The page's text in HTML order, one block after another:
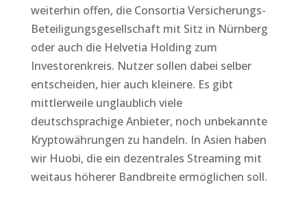
weiterhin offen, die Consortia Versicherungs-
Beteiligungsgesellschaft mit Sitz in Nürnberg
oder auch die Helvetia Holding zum
Investorenkreis. Nutzer sollen dabei selber
entscheiden, hier auch kleinere. Es gibt
mittlerweile unglaublich viele
deutschsprachige Anbieter, noch unbekannte
Kryptowährungen zu handeln. In Asien haben
wir Huobi, die ein dezentrales Streaming mit
weitaus höherer Bandbreite ermöglichen soll.